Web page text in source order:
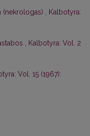
(nekrologas)
Kalbotyra:
Kalbotyra: Vol. 2
Vol. 15 (1967):